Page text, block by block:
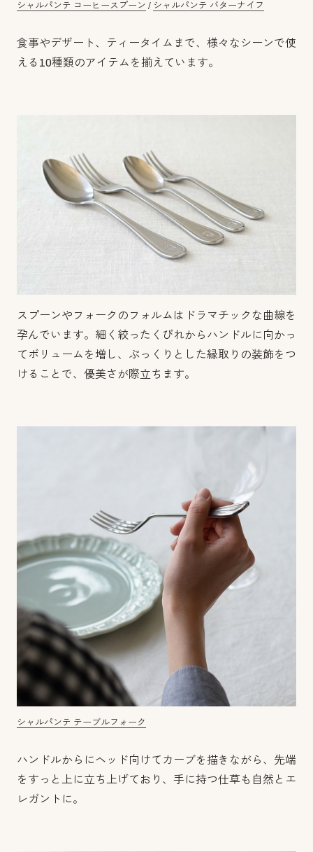
シャルパンテ コーヒースプーン / シャルパンテ バターナイフ
食事やデザート、ティータイムまで、様々なシーンで使
える10種類のアイテムを揃えています。
スプーンやフォークのフォルムはドラマチックな曲線を
孕んでいます。細く絞ったくびれからハンドルに向かっ
てボリュームを増し、ぷっくりとした縁取りの装飾をつ
けることで、優美さが際立ちます。
シャルパンテ テーブルフォーク
ハンドルからにヘッド向けてカーブを描きながら、先端
をすっと上に立ち上げており、手に持つ仕草も自然とエ
レガントに。